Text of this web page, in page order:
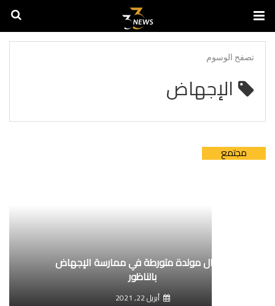
تصفح الوسوم
الإجهاض
مجتمع
اعتقال مولدة متورطة في ممارسة الإجهاض
بالناظور
أبريل 22, 2021